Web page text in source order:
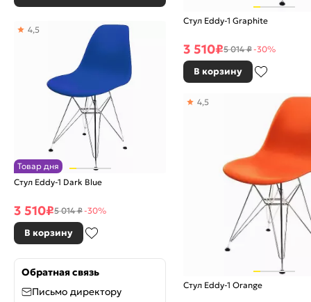
Товар дня
Стул Eddy-1 Dark Blue
4,5
3 510₽5 014 ₽-30%
В корзину
Обратная связь
Письмо директору
Стул Eddy-1 Graphite
3 510₽5 014 ₽-30%
В корзину
Стул Eddy-1 Orange
4,5